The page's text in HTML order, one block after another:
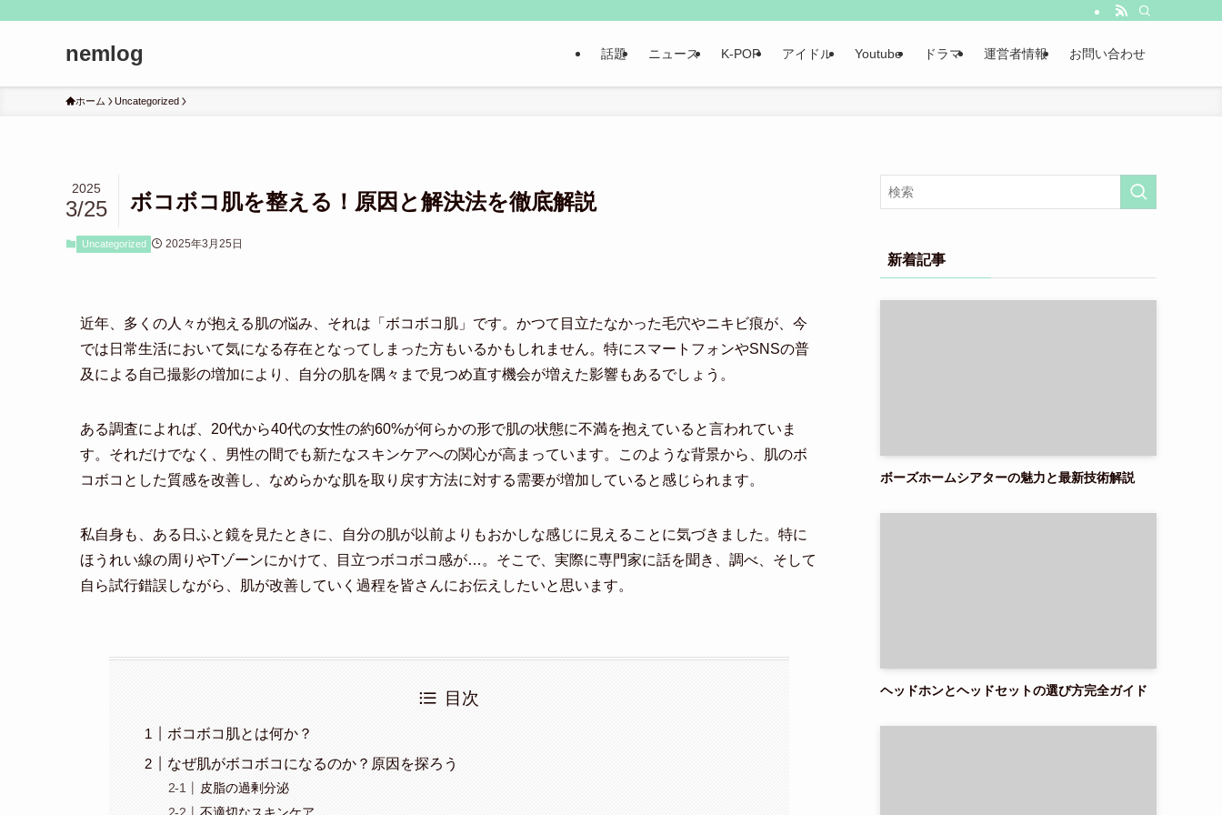
nemlog 話題 ニュース K-POP アイドル Youtube ドラマ 運営者情報 お問い合わせ
ホーム Uncategorized
ボコボコ肌を整える！原因と解決法を徹底解説
2025
3/25
Uncategorized 2025年3月25日
近年、多くの人々が抱える肌の悩み、それは「ボコボコ肌」です。かつて目立たなかった毛穴やニキビ痕が、今
では日常生活において気になる存在となってしまった方もいるかもしれません。特にスマートフォンやSNSの普
及による自己撮影の増加により、自分の肌を隅々まで見つめ直す機会が増えた影響もあるでしょう。
ある調査によれば、20代から40代の女性の約60%が何らかの形で肌の状態に不満を抱えていると言われていま
す。それだけでなく、男性の間でも新たなスキンケアへの関心が高まっています。このような背景から、肌のボ
コボコとした質感を改善し、なめらかな肌を取り戻す方法に対する需要が増加していると感じられます。
私自身も、ある日ふと鏡を見たときに、自分の肌が以前よりもおかしな感じに見えることに気づきました。特に
ほうれい線の周りやTゾーンにかけて、目立つボコボコ感が…。そこで、実際に専門家に話を聞き、調べ、そして
自ら試行錯誤しながら、肌が改善していく過程を皆さんにお伝えしたいと思います。
目次
ボコボコ肌とは何か？
なぜ肌がボコボコになるのか？原因を探ろう
皮脂の過剰分泌
新着記事
ボーズホームシアターの魅力と最新技術解説
ヘッドホンとヘッドセットの選び方完全ガイド